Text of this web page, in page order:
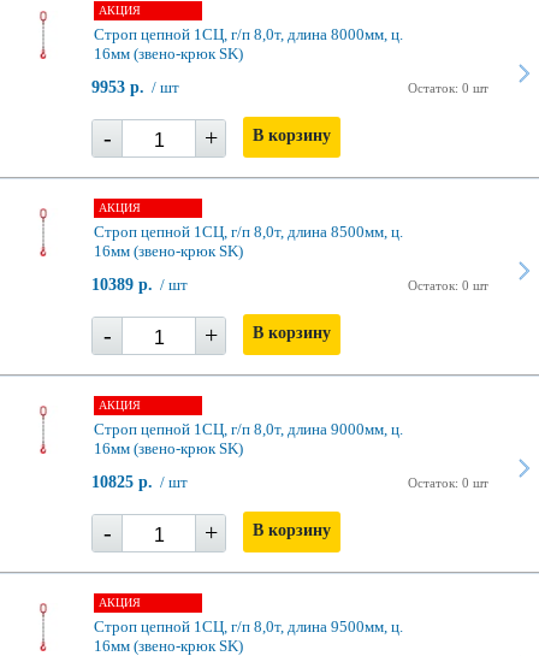
АКЦИЯ
Строп цепной 1СЦ, г/п 8,0т, длина 8000мм, ц.
16мм (звено-крюк SK)
Остаток: 0 шт
9953 р. / шт
- + В корзину
АКЦИЯ
Строп цепной 1СЦ, г/п 8,0т, длина 8500мм, ц.
16мм (звено-крюк SK)
Остаток: 0 шт
10389 р. / шт
- + В корзину
АКЦИЯ
Строп цепной 1СЦ, г/п 8,0т, длина 9000мм, ц.
16мм (звено-крюк SK)
Остаток: 0 шт
10825 р. / шт
- + В корзину
АКЦИЯ
Строп цепной 1СЦ, г/п 8,0т, длина 9500мм, ц.
16мм (звено-крюк SK)